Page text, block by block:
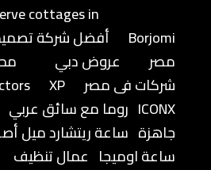
cottages in
Borjomi
أفضل شركة
مصر
عروض دبي
شركات فى مصر
XP
ICONX روما مع سائق عربي
جاهزة ساعة ريتشارد ميل
ساعة اوميجا عمال تنظيف